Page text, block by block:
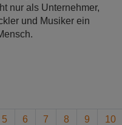
nur als Unternehmer,
und Musiker ein
5 6 7 8 9 10